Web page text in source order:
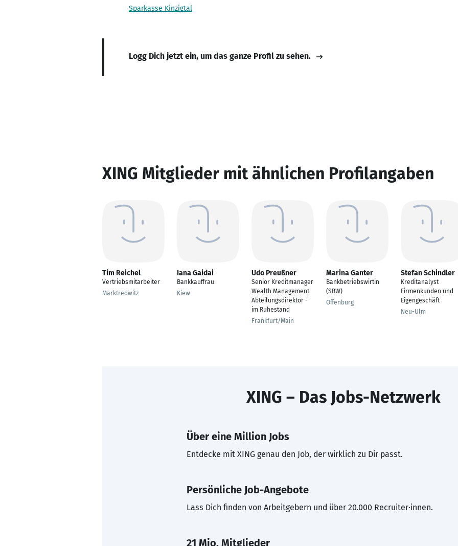
Sparkasse Kinzigtal
Logg Dich jetzt ein, um das ganze Profil zu sehen.
XING Mitglieder mit ähnlichen Profilangaben
Tim Reichel
Vertriebsmitarbeiter
Marktredwitz
Iana Gaidai
Bankkauffrau
Kiew
Udo Preußner
Senior Kreditmanager
Wealth Management
Abteilungsdirektor -
im Ruhestand
Frankfurt/Main
Marina Ganter
Bankbetriebswirtin
(SBW)
Offenburg
Stefan Schindler
Kreditanalyst
Firmenkunden und
Eigengeschäft
Neu-Ulm
XING – Das Jobs-Netzwerk
Über eine Million Jobs
Entdecke mit XING genau den Job, der wirklich zu Dir passt.
Persönliche Job-Angebote
Lass Dich finden von Arbeitgebern und über 20.000 Recruiter·innen.
21 Mio. Mitglieder